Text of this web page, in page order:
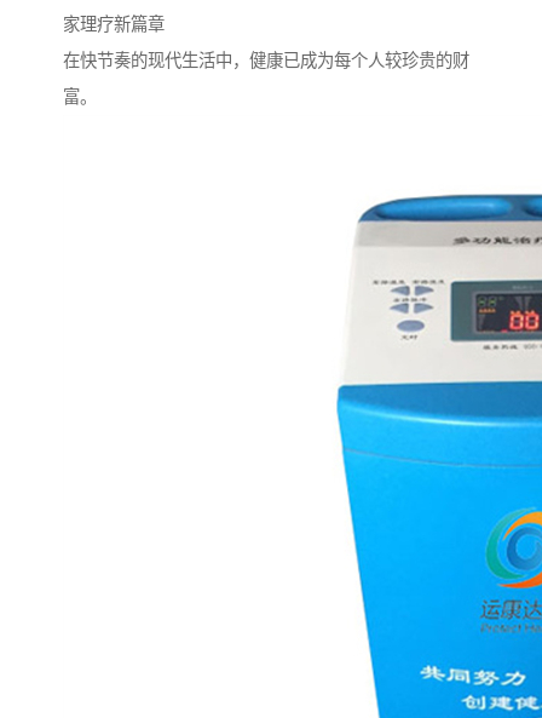
家理疗新篇章
在快节奏的现代生活中，健康已成为每个人较珍贵的财
富。